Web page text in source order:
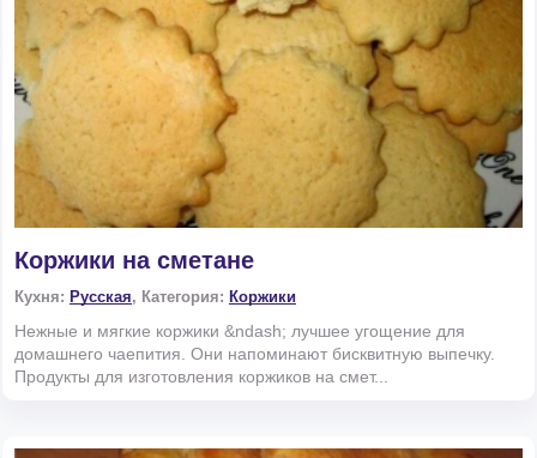
Коржики на сметане
Кухня: Русская, Категория: Коржики
Нежные и мягкие коржики &ndash; лучшее угощение для
домашнего чаепития. Они напоминают бисквитную выпечку.
Продукты для изготовления коржиков на смет...